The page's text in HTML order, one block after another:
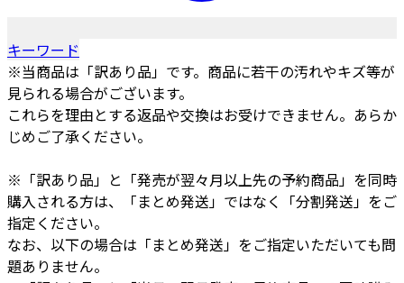
キーワード
※当商品は「訳あり品」です。商品に若干の汚れやキズ等が
見られる場合がございます。
これらを理由とする返品や交換はお受けできません。あらか
じめご了承ください。
※「訳あり品」と「発売が翌々月以上先の予約商品」を同時
購入される方は、「まとめ発送」ではなく「分割発送」をご
指定ください。
なお、以下の場合は「まとめ発送」をご指定いただいても問
題ありません。